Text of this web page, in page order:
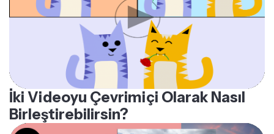
İki Videoyu Çevrimiçi Olarak Nasıl
Birleştirebilirsin?